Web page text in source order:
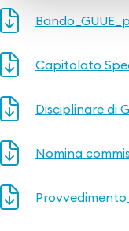
Capitolato
Disciplinare di
Nomina